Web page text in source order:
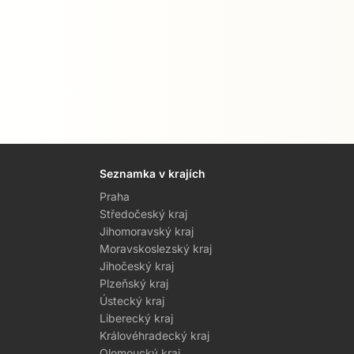
Seznamka v krajích
Praha
Středočeský kraj
Jihomoravský kraj
Moravskoslezský kraj
Jihočeský kraj
Plzeňský kraj
Ústecký kraj
Liberecký kraj
Královéhradecký kraj